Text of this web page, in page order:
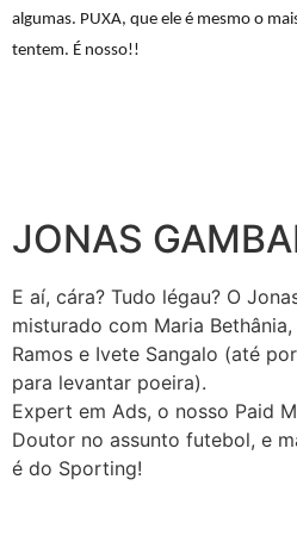
algumas. PUXA, que ele é mesmo o
tentem. É nosso!!
JONAS
E aí, cára? Tudo légau? O
misturado com Maria
Ramos e Ivete Sangalo (até
para levantar poeira).
Expert em Ads, o nosso Paid
Doutor no assunto futebol, e
é do Sporting!